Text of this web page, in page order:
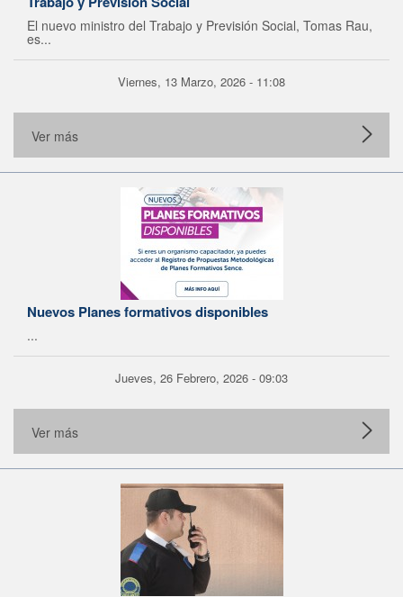
El nuevo ministro del Trabajo y Previsión Social, Tomas Rau,
es...
Viernes, 13 Marzo, 2026 - 11:08
Ver más
Nuevos Planes formativos disponibles
...
Jueves, 26 Febrero, 2026 - 09:03
Ver más